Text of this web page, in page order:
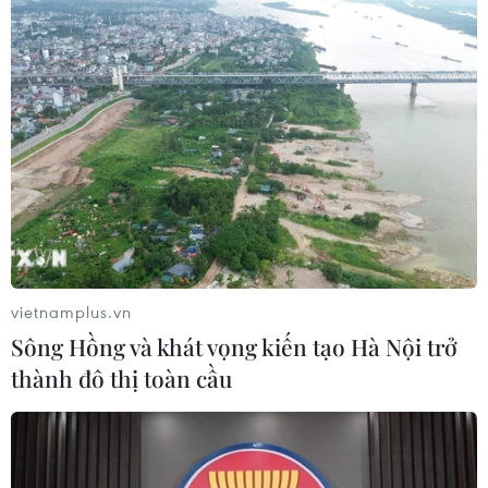
Phó Tổng Biên tập: NGUYỄN THỊ TÁM, KHÚC THANH
THỦY
Sở hữu trí tuệ
Quy định sử dụng
RSS
Hỗ trợ
Ngôn ngữ
TTXVN
Dịch vụ tin
Quảng cáo
Liên hệ
Giấy phép số: 1374/GP-BTTTT do Bộ Thông tin và Truyền thông
cấp ngày 11/9/2008.
Quảng cáo: Phó TBT Nguyễn Thị Tám: 093.5958688, Email:
vietnamplus.vn
Sông Hồng và khát vọng kiến tạo Hà Nội trở
thành đô thị toàn cầu